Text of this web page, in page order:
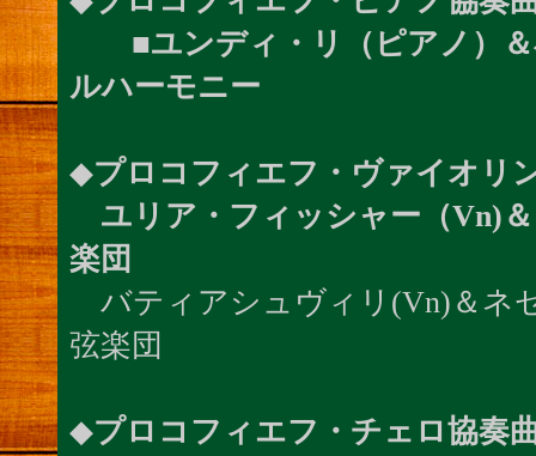
■ユンディ・リ（ピアノ）
ルハーモニー
◆プロコフィエフ・ヴァイオリ
ユリア・フィッシャー（Vn)
楽団
バティアシュヴィリ(Vn)＆ネ
弦楽団
◆プロコフィエフ・チェロ協奏